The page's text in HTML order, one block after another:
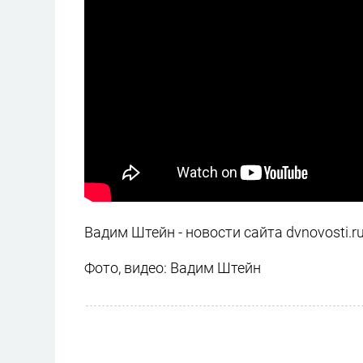
Вадим Штейн - новости сайта
Фото, видео: Вадим Штейн